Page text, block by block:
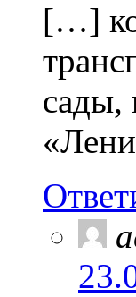
[…]
сады,